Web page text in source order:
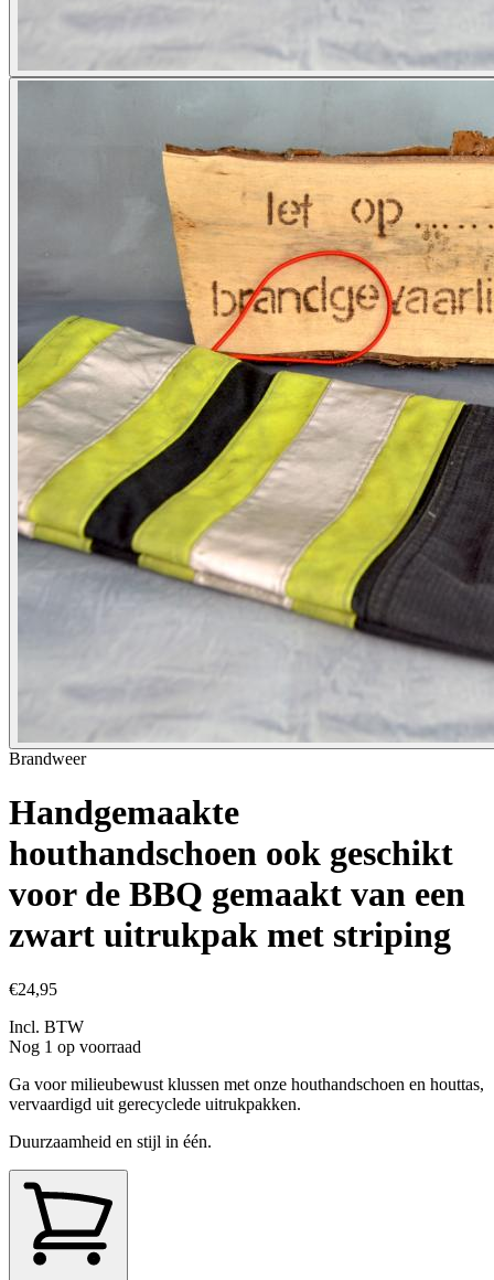
Brandweer
Handgemaakte
houthandschoen ook geschikt
voor de BBQ gemaakt van een
zwart uitrukpak met striping
€24,95
Incl. BTW
Nog 1 op voorraad
Ga voor milieubewust klussen met onze houthandschoen en houttas,
vervaardigd uit gerecyclede uitrukpakken.
Duurzaamheid en stijl in één.